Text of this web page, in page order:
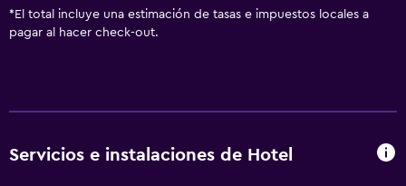
* El total incluye una estimación de tasas e impuestos locales a
pagar al hacer check-out.
Servicios e instalaciones de Hotel